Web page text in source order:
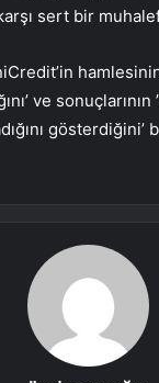
sert bir
ve sonuçlarının
gösterdiğini’